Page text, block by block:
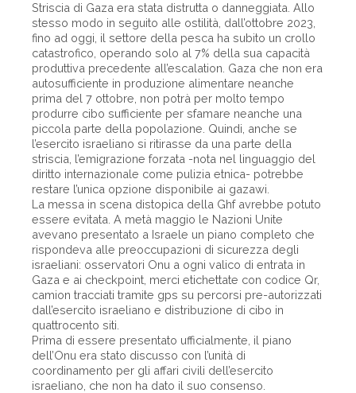
Striscia di Gaza era stata distrutta o danneggiata. Allo
stesso modo in seguito alle ostilità, dall’ottobre 2023,
fino ad oggi, il settore della pesca ha subito un crollo
catastrofico, operando solo al 7% della sua capacità
produttiva precedente all’escalation. Gaza che non era
autosufficiente in produzione alimentare neanche
prima del 7 ottobre, non potrà per molto tempo
produrre cibo sufficiente per sfamare neanche una
piccola parte della popolazione. Quindi, anche se
l’esercito israeliano si ritirasse da una parte della
striscia, l’emigrazione forzata -nota nel linguaggio del
diritto internazionale come pulizia etnica- potrebbe
restare l’unica opzione disponibile ai gazawi.
La messa in scena distopica della Ghf avrebbe potuto
essere evitata. A metà maggio le Nazioni Unite
avevano presentato a Israele un piano completo che
rispondeva alle preoccupazioni di sicurezza degli
israeliani: osservatori Onu a ogni valico di entrata in
Gaza e ai checkpoint, merci etichettate con codice Qr,
camion tracciati tramite gps su percorsi pre-autorizzati
dall’esercito israeliano e distribuzione di cibo in
quattrocento siti.
Prima di essere presentato ufficialmente, il piano
dell’Onu era stato discusso con l’unità di
coordinamento per gli affari civili dell’esercito
israeliano, che non ha dato il suo consenso.